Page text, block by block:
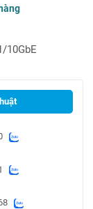
10GbE